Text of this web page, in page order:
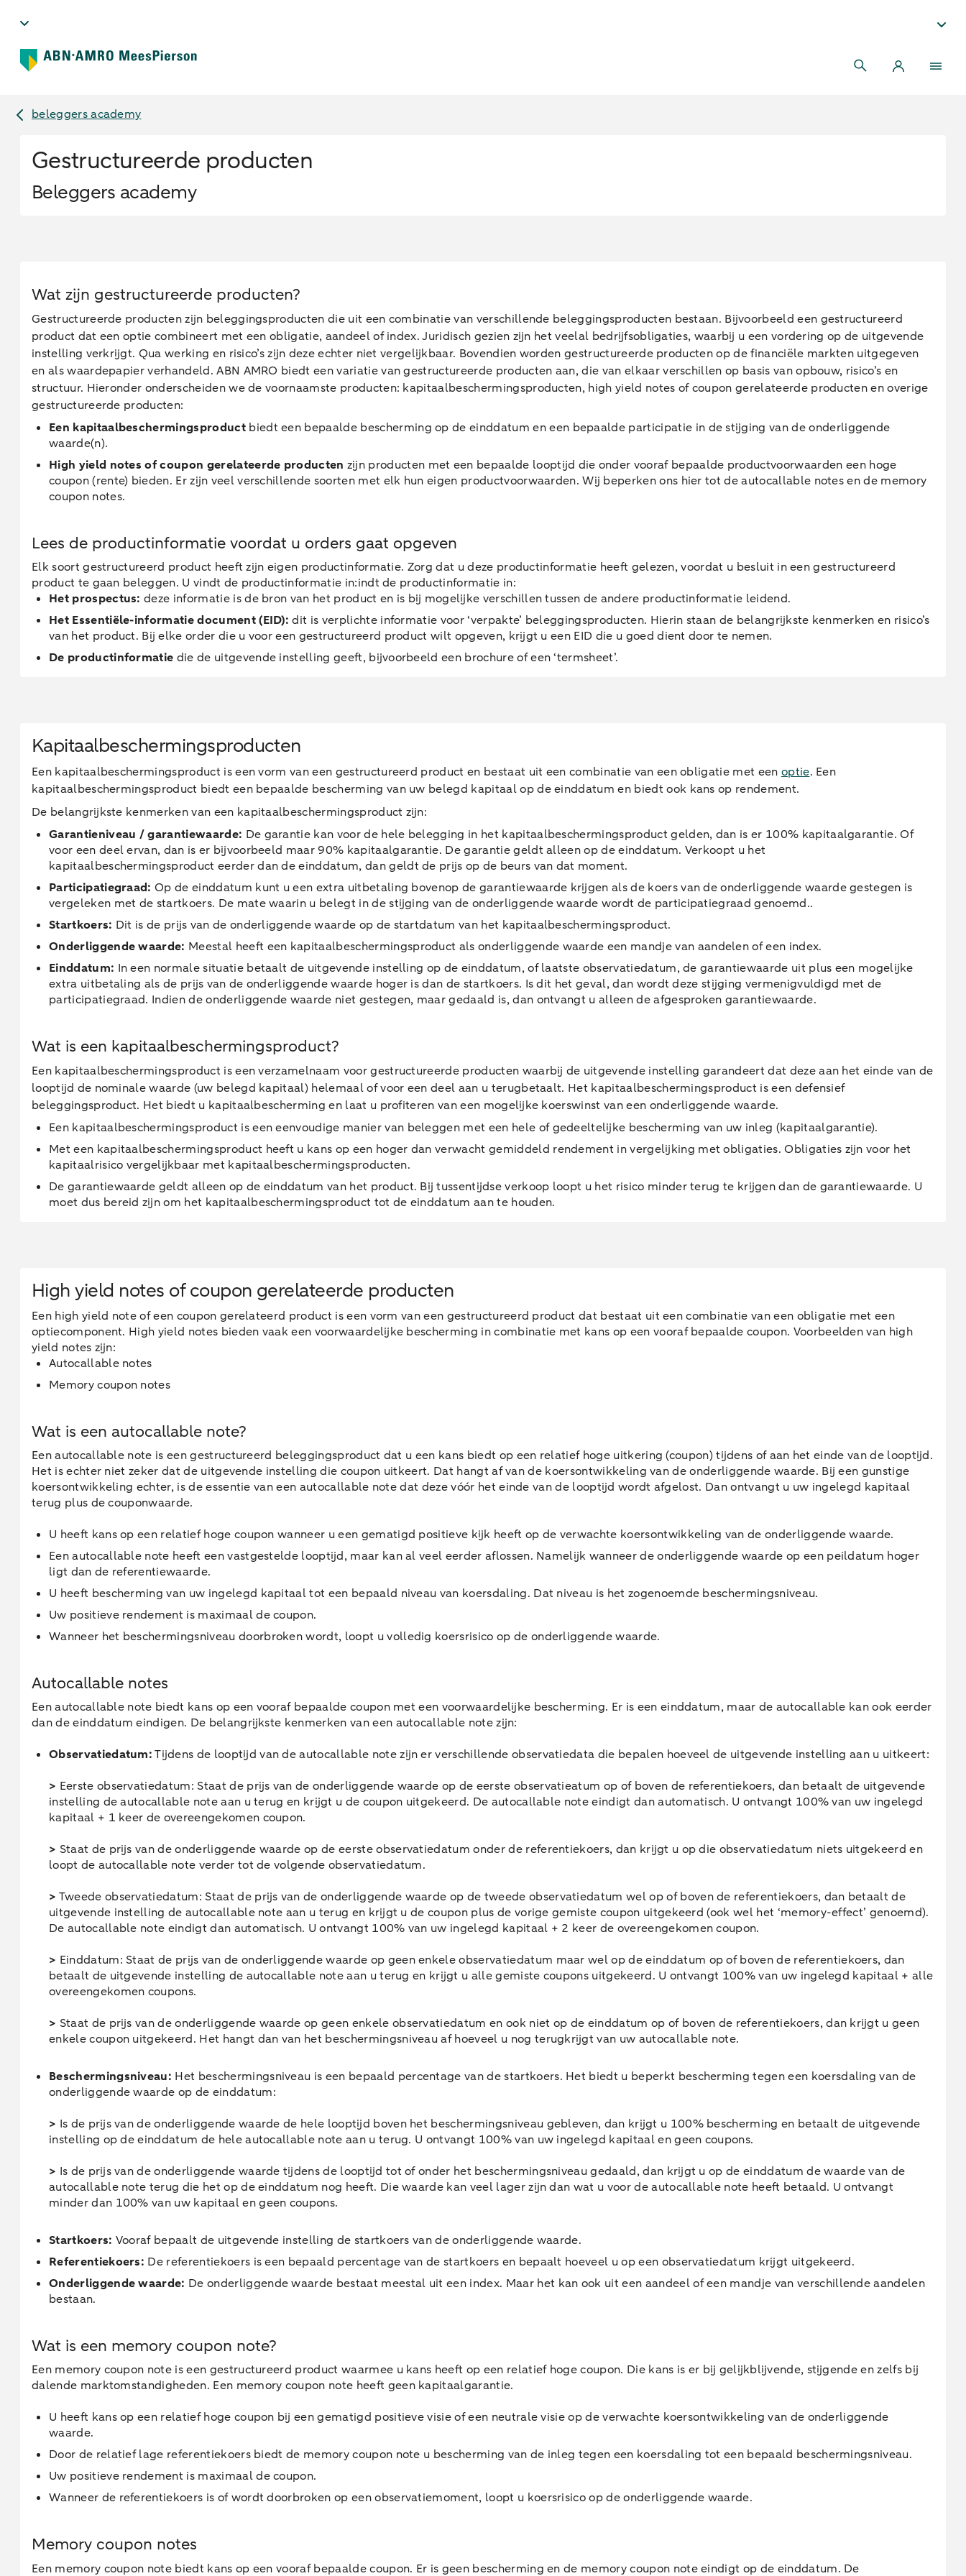
beleggers academy
Gestructureerde producten
Beleggers academy
Wat zijn gestructureerde producten?
Gestructureerde producten zijn beleggingsproducten die uit een combinatie van verschillende beleggingsproducten bestaan. Bijvoorbeeld een gestructureerd
product dat een optie combineert met een obligatie, aandeel of index. Juridisch gezien zijn het veelal bedrijfsobligaties, waarbij u een vordering op de uitgevende
instelling verkrijgt. Qua werking en risico’s zijn deze echter niet vergelijkbaar. Bovendien worden gestructureerde producten op de financiële markten uitgegeven
en als waardepapier verhandeld. ABN AMRO biedt een variatie van gestructureerde producten aan, die van elkaar verschillen op basis van opbouw, risico’s en
structuur. Hieronder onderscheiden we de voornaamste producten: kapitaalbeschermingsproducten, high yield notes of coupon gerelateerde producten en overige
gestructureerde producten:
Een kapitaalbeschermingsproductbiedt een bepaalde bescherming op de einddatum en een bepaalde participatie in de stijging van de onderliggende
waarde(n).
High yield notes of coupon gerelateerde producten zijn producten met een bepaalde looptijd die onder vooraf bepaalde productvoorwaarden een hoge
coupon (rente) bieden. Er zijn veel verschillende soorten met elk hun eigen productvoorwaarden. Wij beperken ons hier tot de autocallable notes en de memory
coupon notes.
Lees de productinformatie voordat u orders gaat opgeven
Elk soort gestructureerd product heeft zijn eigen productinformatie. Zorg dat u deze productinformatie heeft gelezen, voordat u besluit in een gestructureerd
product te gaan beleggen. U vindt de productinformatie in:indt de productinformatie in:
Het prospectus: deze informatie is de bron van het product en is bij mogelijke verschillen tussen de andere productinformatie leidend.
Het Essentiële-informatie document (EID): dit is verplichte informatie voor ‘verpakte’ beleggingsproducten. Hierin staan de belangrijkste kenmerken en risico’s
van het product. Bij elke order die u voor een gestructureerd product wilt opgeven, krijgt u een EID die u goed dient door te nemen.
De productinformatie die de uitgevende instelling geeft, bijvoorbeeld een brochure of een ‘termsheet’.
Kapitaalbeschermingsproducten
Een kapitaalbeschermingsproduct is een vorm van een gestructureerd product en bestaat uit een combinatie van een obligatie met een optie. Een
kapitaalbeschermingsproduct biedt een bepaalde bescherming van uw belegd kapitaal op de einddatum en biedt ook kans op rendement.
De belangrijkste kenmerken van een kapitaalbeschermingsproduct zijn:
Garantieniveau / garantiewaarde: De garantie kan voor de hele belegging in het kapitaalbeschermingsproduct gelden, dan is er 100% kapitaalgarantie. Of
voor een deel ervan, dan is er bijvoorbeeld maar 90% kapitaalgarantie. De garantie geldt alleen op de einddatum. Verkoopt u het
kapitaalbeschermingsproduct eerder dan de einddatum, dan geldt de prijs op de beurs van dat moment.
Participatiegraad: Op de einddatum kunt u een extra uitbetaling bovenop de garantiewaarde krijgen als de koers van de onderliggende waarde gestegen is
vergeleken met de startkoers. De mate waarin u belegt in de stijging van de onderliggende waarde wordt de participatiegraad genoemd..
Startkoers: Dit is de prijs van de onderliggende waarde op de startdatum van het kapitaalbeschermingsproduct.
Onderliggende waarde: Meestal heeft een kapitaalbeschermingsproduct als onderliggende waarde een mandje van aandelen of een index.
Einddatum: In een normale situatie betaalt de uitgevende instelling op de einddatum, of laatste observatiedatum, de garantiewaarde uit plus een mogelijke
extra uitbetaling als de prijs van de onderliggende waarde hoger is dan de startkoers. Is dit het geval, dan wordt deze stijging vermenigvuldigd met de
participatiegraad. Indien de onderliggende waarde niet gestegen, maar gedaald is, dan ontvangt u alleen de afgesproken garantiewaarde.
Wat is een kapitaalbeschermingsproduct?
Een kapitaalbeschermingsproduct is een verzamelnaam voor gestructureerde producten waarbij de uitgevende instelling garandeert dat deze aan het einde van de
looptijd de nominale waarde (uw belegd kapitaal) helemaal of voor een deel aan u terugbetaalt. Het kapitaalbeschermingsproduct is een defensief
beleggingsproduct. Het biedt u kapitaalbescherming en laat u profiteren van een mogelijke koerswinst van een onderliggende waarde.
Een kapitaalbeschermingsproduct is een eenvoudige manier van beleggen met een hele of gedeeltelijke bescherming van uw inleg (kapitaalgarantie).
Met een kapitaalbeschermingsproduct heeft u kans op een hoger dan verwacht gemiddeld rendement in vergelijking met obligaties. Obligaties zijn voor het
kapitaalrisico vergelijkbaar met kapitaalbeschermingsproducten.
De garantiewaarde geldt alleen op de einddatum van het product. Bij tussentijdse verkoop loopt u het risico minder terug te krijgen dan de garantiewaarde. U
moet dus bereid zijn om het kapitaalbeschermingsproduct tot de einddatum aan te houden.
High yield notes of coupon gerelateerde producten
Een high yield note of een coupon gerelateerd product is een vorm van een gestructureerd product dat bestaat uit een combinatie van een obligatie met een
optiecomponent. High yield notes bieden vaak een voorwaardelijke bescherming in combinatie met kans op een vooraf bepaalde coupon. Voorbeelden van high
yield notes zijn:
Autocallable notes
Memory coupon notes
Wat is een autocallable note?
Een autocallable note is een gestructureerd beleggingsproduct dat u een kans biedt op een relatief hoge uitkering (coupon) tijdens of aan het einde van de looptijd.
Het is echter niet zeker dat de uitgevende instelling die coupon uitkeert. Dat hangt af van de koersontwikkeling van de onderliggende waarde. Bij een gunstige
koersontwikkeling echter, is de essentie van een autocallable note dat deze vóór het einde van de looptijd wordt afgelost. Dan ontvangt u uw ingelegd kapitaal
terug plus de couponwaarde.
U heeft kans op een relatief hoge coupon wanneer u een gematigd positieve kijk heeft op de verwachte koersontwikkeling van de onderliggende waarde.
Een autocallable note heeft een vastgestelde looptijd, maar kan al veel eerder aflossen. Namelijk wanneer de onderliggende waarde op een peildatum hoger
ligt dan de referentiewaarde.
U heeft bescherming van uw ingelegd kapitaal tot een bepaald niveau van koersdaling. Dat niveau is het zogenoemde beschermingsniveau.
Uw positieve rendement is maximaal de coupon.
Wanneer het beschermingsniveau doorbroken wordt, loopt u volledig koersrisico op de onderliggende waarde.
Autocallable notes
Een autocallable note biedt kans op een vooraf bepaalde coupon met een voorwaardelijke bescherming. Er is een einddatum, maar de autocallable kan ook eerder
dan de einddatum eindigen. De belangrijkste kenmerken van een autocallable note zijn:
Observatiedatum:Tijdens de looptijd van de autocallable note zijn er verschillende observatiedata die bepalen hoeveel de uitgevende instelling aan u uitkeert:
> Eerste observatiedatum: Staat de prijs van de onderliggende waarde op de eerste observatieatum op of boven de referentiekoers, dan betaalt de uitgevende
instelling de autocallable note aan u terug en krijgt u de coupon uitgekeerd. De autocallable note eindigt dan automatisch. U ontvangt 100% van uw ingelegd
kapitaal + 1 keer de overeengekomen coupon.
> Staat de prijs van de onderliggende waarde op de eerste observatiedatum onder de referentiekoers, dan krijgt u op die observatiedatum niets uitgekeerd en
loopt de autocallable note verder tot de volgende observatiedatum.
> Tweede observatiedatum: Staat de prijs van de onderliggende waarde op de tweede observatiedatum wel op of boven de referentiekoers, dan betaalt de
uitgevende instelling de autocallable note aan u terug en krijgt u de coupon plus de vorige gemiste coupon uitgekeerd (ook wel het ‘memory-effect’ genoemd).
De autocallable note eindigt dan automatisch. U ontvangt 100% van uw ingelegd kapitaal + 2 keer de overeengekomen coupon.
> Einddatum: Staat de prijs van de onderliggende waarde op geen enkele observatiedatum maar wel op de einddatum op of boven de referentiekoers, dan
betaalt de uitgevende instelling de autocallable note aan u terug en krijgt u alle gemiste coupons uitgekeerd. U ontvangt 100% van uw ingelegd kapitaal + alle
overeengekomen coupons.
> Staat de prijs van de onderliggende waarde op geen enkele observatiedatum en ook niet op de einddatum op of boven de referentiekoers, dan krijgt u geen
enkele coupon uitgekeerd. Het hangt dan van het beschermingsniveau af hoeveel u nog terugkrijgt van uw autocallable note.
Beschermingsniveau: Het beschermingsniveau is een bepaald percentage van de startkoers. Het biedt u beperkt bescherming tegen een koersdaling van de
onderliggende waarde op de einddatum:
> Is de prijs van de onderliggende waarde de hele looptijd boven het beschermingsniveau gebleven, dan krijgt u 100% bescherming en betaalt de uitgevende
instelling op de einddatum de hele autocallable note aan u terug. U ontvangt 100% van uw ingelegd kapitaal en geen coupons.
> Is de prijs van de onderliggende waarde tijdens de looptijd tot of onder het beschermingsniveau gedaald, dan krijgt u op de einddatum de waarde van de
autocallable note terug die het op de einddatum nog heeft. Die waarde kan veel lager zijn dan wat u voor de autocallable note heeft betaald. U ontvangt
minder dan 100% van uw kapitaal en geen coupons.
Startkoers: Vooraf bepaalt de uitgevende instelling de startkoers van de onderliggende waarde.
Referentiekoers: De referentiekoers is een bepaald percentage van de startkoers en bepaalt hoeveel u op een observatiedatum krijgt uitgekeerd.
Onderliggende waarde: De onderliggende waarde bestaat meestal uit een index. Maar het kan ook uit een aandeel of een mandje van verschillende aandelen
bestaan.
Wat is een memory coupon note?
Een memory coupon note is een gestructureerd product waarmee u kans heeft op een relatief hoge coupon. Die kans is er bij gelijkblijvende, stijgende en zelfs bij
dalende marktomstandigheden. Een memory coupon note heeft geen kapitaalgarantie.
U heeft kans op een relatief hoge coupon bij een gematigd positieve visie of een neutrale visie op de verwachte koersontwikkeling van de onderliggende
waarde.
Door de relatief lage referentiekoers biedt de memory coupon note u bescherming van de inleg tegen een koersdaling tot een bepaald beschermingsniveau.
Uw positieve rendement is maximaal de coupon.
Wanneer de referentiekoers is of wordt doorbroken op een observatiemoment, loopt u koersrisico op de onderliggende waarde.
Memory coupon notes
Een memory coupon note biedt kans op een vooraf bepaalde coupon. Er is geen bescherming en de memory coupon note eindigt op de einddatum. De